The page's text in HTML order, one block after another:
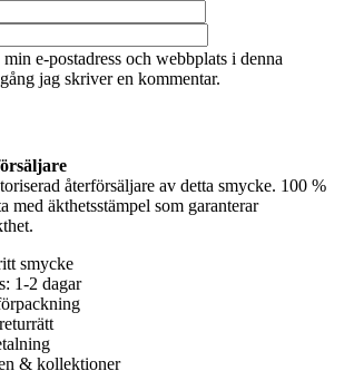
e-postadress och webbplats i denna
jag skriver en kommentar.
återförsäljare av detta smycke. 100 %
med äkthetsstämpel som garanterar
smycke
1-2 dagar
& kollektioner